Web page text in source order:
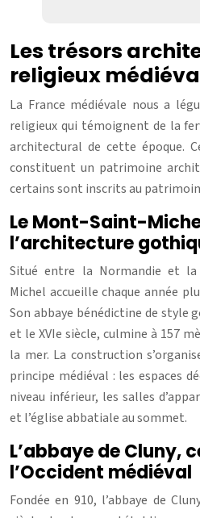
Les trésors
religieux
La France médiévale nous a
religieux qui témoignent de la
architectural de cette époque.
constituent un patrimoine
certains sont inscrits au
Le Mont-Saint-
l’architecture
Situé entre la Normandie et
Michel accueille chaque année
Son abbaye bénédictine de style
et le XVIe siècle, culmine à 157
la mer. La construction
principe médiéval : les espaces
niveau inférieur, les salles
et l’église abbatiale au sommet.
L’abbaye de Cluny,
l’Occident médiéval
Fondée en 910, l’abbaye de